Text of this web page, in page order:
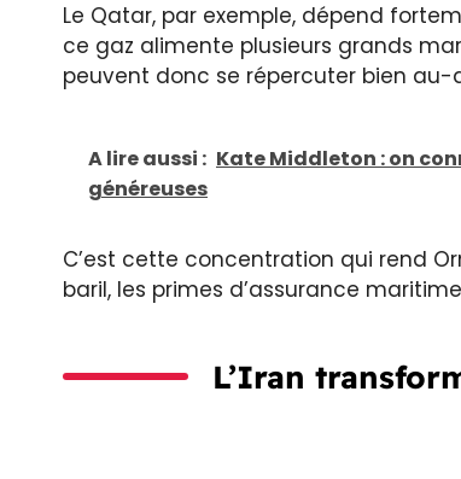
Le Qatar, par exemple, dépend
ce gaz alimente plusieurs grands
peuvent donc se répercuter bien au-
A lire aussi : Kate Middleton : on
généreuses
C’est cette concentration qui rend
baril, les primes d’assurance
L’Iran